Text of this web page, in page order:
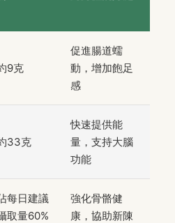
9克
促進腸道蠕
動，增加飽足
感
33克
快速提供能
量，支持大腦
功能
每日建議
取量60%
強化骨骼健
康，協助新陳